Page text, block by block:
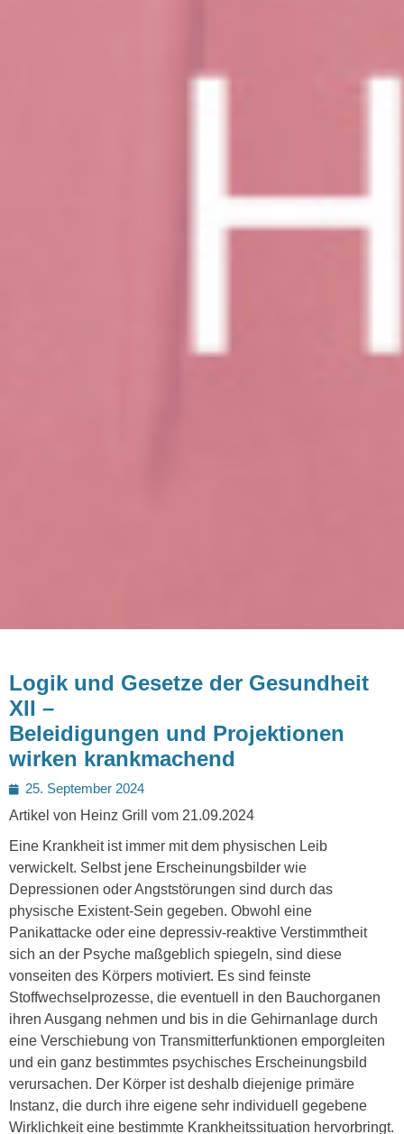
Logik und Gesetze der Gesundheit
XII –
Beleidigungen und Projektionen
wirken krankmachend
Posted
on
25. September 2024
Artikel von Heinz Grill vom 21.09.2024
Eine Krankheit ist immer mit dem physischen Leib
verwickelt. Selbst jene Erscheinungsbilder wie
Depressionen oder Angststörungen sind durch das
physische Existent-Sein gegeben. Obwohl eine
Panikattacke oder eine depressiv-reaktive Verstimmtheit
sich an der Psyche maßgeblich spiegeln, sind diese
vonseiten des Körpers motiviert. Es sind feinste
Stoffwechselprozesse, die eventuell in den Bauchorganen
ihren Ausgang nehmen und bis in die Gehirnanlage durch
eine Verschiebung von Transmitterfunktionen emporgleiten
und ein ganz bestimmtes psychisches Erscheinungsbild
verursachen. Der Körper ist deshalb diejenige primäre
Instanz, die durch ihre eigene sehr individuell gegebene
Wirklichkeit eine bestimmte Krankheitssituation hervorbringt.